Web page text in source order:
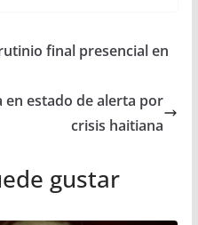
final presencial en
en estado de alerta por
crisis haitiana
gustar